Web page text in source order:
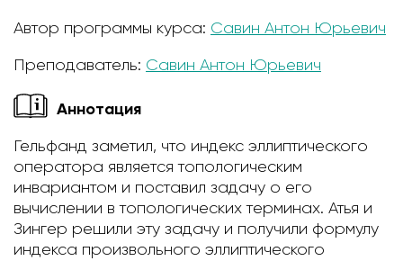
Автор программы курса: Савин Антон Юрьевич
Преподаватель: Савин Антон Юрьевич
Аннотация
Гельфанд заметил, что индекс эллиптического
оператора является топологическим
инвариантом и поставил задачу о его
вычислении в топологических терминах. Атья и
Зингер решили эту задачу и получили формулу
индекса произвольного эллиптического